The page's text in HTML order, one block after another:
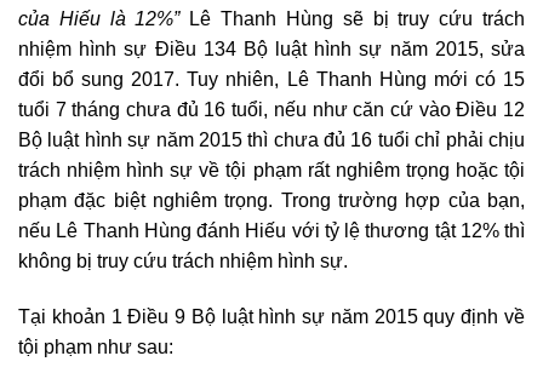
của Hiếu là 12%”Lê Thanh Hùng sẽ bị truy cứu trách
nhiệm hình sự Điều 134 Bộ luật hình sự năm 2015, sửa
đổi bổ sung 2017. Tuy nhiên, Lê Thanh Hùng mới có 15
tuổi 7 tháng chưa đủ 16 tuổi, nếu như căn cứ vào Điều 12
Bộ luật hình sự năm 2015 thì chưa đủ 16 tuổi chỉ phải chịu
trách nhiệm hình sự về tội phạm rất nghiêm trọng hoặc tội
phạm đặc biệt nghiêm trọng. Trong trường hợp của bạn,
nếu Lê Thanh Hùng đánh Hiếu với tỷ lệ thương tật 12% thì
không bị truy cứu trách nhiệm hình sự.
Tại khoản 1 Điều 9 Bộ luật hình sự năm 2015 quy định về
tội phạm như sau: